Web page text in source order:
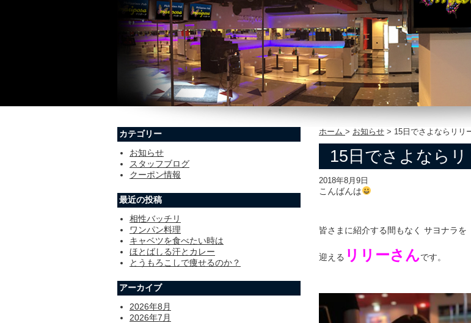
ホーム > お知らせ > 15日でさよならリリ
15日でさよなら
2018年8月9日
こんばんは
皆さまに紹介する間もなく サヨナラを
迎える リリーさんです。
カテゴリー
お知らせ
スタッフブログ
クーポン情報
最近の投稿
相性バッチリ
ワンパン料理
キャベツを食べたい時は
ほとばしる汗とカレー
とうもろこしで痩せるのか？
アーカイブ
2026年8月
2026年7月